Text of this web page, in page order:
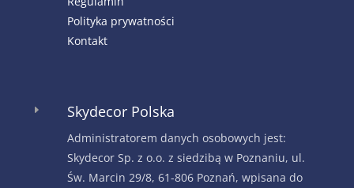
Polityka prywatności
Kontakt
E Skydecor Polska
Administratorem danych osobowych jest:
Skydecor Sp. z o.o. z siedzibą w Poznaniu, ul.
Św. Marcin 29/8, 61-806 Poznań, wpisana do